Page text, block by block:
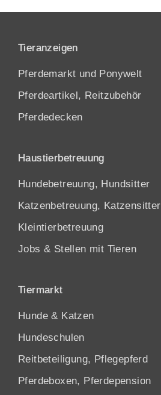
Tieranzeigen
Pferdemarkt und Ponywelt
Pferdeartikel, Reitzubehör
Pferdedecken
Haustierbetreuung
Hundebetreuung, Hundsitter
Katzenbetreuung, Katzensitter
Kleintierbetreuung
Jobs & Stellen mit Tieren
Tiermarkt
Hunde & Katzen
Hundeschulen
Reitbeteiligung, Pflegepferd
Pferdeboxen, Pferdepension